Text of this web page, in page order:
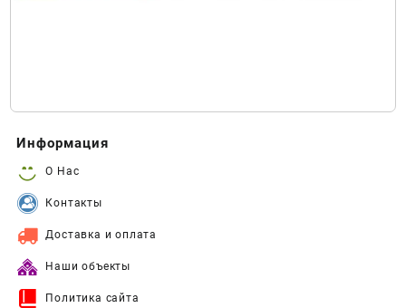
Информация
О Нас
Контакты
Доставка и оплата
Наши объекты
Политика сайта